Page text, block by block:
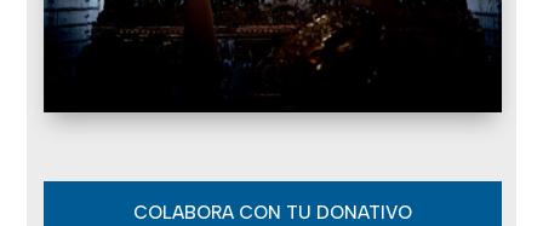
COLABORA CON TU DONATIVO